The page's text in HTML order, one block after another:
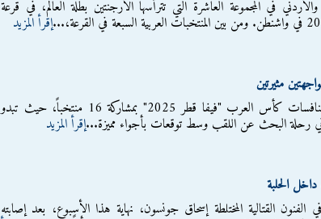
في المجموعة العاشرة التي تترأسها الأرجنتين بطلة العالم، في قرعة
إقرأ المزيد
تنطلق، اليوم الاثنين، منافسات كأس العرب "فيفا قطر 2025" بمشاركة 16 منتخباً، حيث تبدو
في رحلة البحث عن اللقب وسط توقعات بأجواء مميزة...إقرأ المزيد
الحلبة
الفنون القتالية المختلطة إسحاق جونسون، نهاية هذا الأسبوع، بعد إصابته